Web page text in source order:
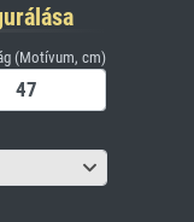
(Motívum, cm)